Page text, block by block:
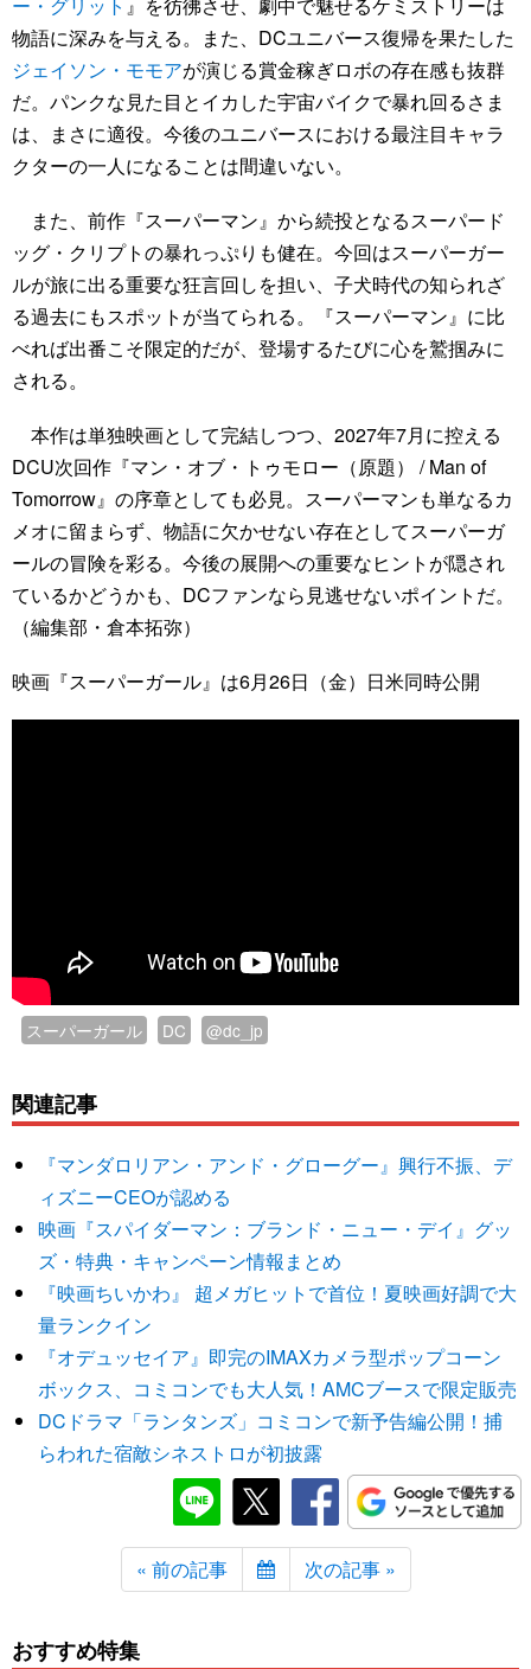
物語に深みを与える。また、DCユニバース復帰を果たした
ジェイソン・モモアが演じる賞金稼ぎロボの存在感も抜群
だ。パンクな見た目とイカした宇宙バイクで暴れ回るさま
は、まさに適役。今後のユニバースにおける最注目キャラ
クターの一人になることは間違いない。
また、前作『スーパーマン』から続投となるスーパード
ッグ・クリプトの暴れっぷりも健在。今回はスーパーガー
ルが旅に出る重要な狂言回しを担い、子犬時代の知られざ
る過去にもスポットが当てられる。『スーパーマン』に比
べれば出番こそ限定的だが、登場するたびに心を鷲掴みに
される。
本作は単独映画として完結しつつ、2027年7月に控える
DCU次回作『マン・オブ・トゥモロー（原題） / Man of
Tomorrow』の序章としても必見。スーパーマンも単なるカ
メオに留まらず、物語に欠かせない存在としてスーパーガ
ールの冒険を彩る。今後の展開への重要なヒントが隠され
ているかどうかも、DCファンなら見逃せないポイントだ。
（編集部・倉本拓弥）
映画『スーパーガール』は6月26日（金）日米同時公開
スーパーガール DC @dc_jp
関連記事
『マンダロリアン・アンド・グローグー』興行不振、デ
ィズニーCEOが認める
映画『スパイダーマン：ブランド・ニュー・デイ』グッ
ズ・特典・キャンペーン情報まとめ
『映画ちいかわ』 超メガヒットで首位！夏映画好調で大
量ランクイン
『オデュッセイア』即完のIMAXカメラ型ポップコーン
ボックス、コミコンでも大人気！AMCブースで限定販売
DCドラマ「ランタンズ」コミコンで新予告編公開！捕
らわれた宿敵シネストロが初披露
« 前の記事 次の記事 »
おすすめ特集